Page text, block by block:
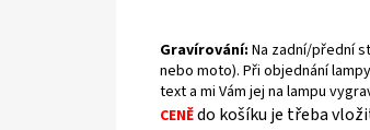
Gravírování: Na zadní/přední
nebo moto). Při objednání
text a mi Vám jej na lampu
CENĚdo košíku je třeba